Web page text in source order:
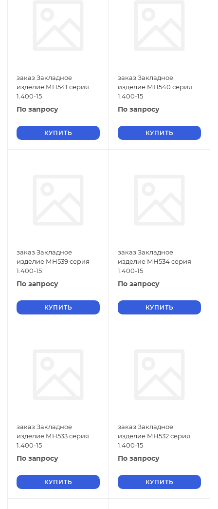
заказ Закладное
изделие МН541 серия
1.400-15
По запросу
КУПИТЬ
заказ Закладное
изделие МН540 серия
1.400-15
По запросу
КУПИТЬ
заказ Закладное
изделие МН539 серия
1.400-15
По запросу
КУПИТЬ
заказ Закладное
изделие МН534 серия
1.400-15
По запросу
КУПИТЬ
заказ Закладное
изделие МН533 серия
1.400-15
По запросу
КУПИТЬ
заказ Закладное
изделие МН532 серия
1.400-15
По запросу
КУПИТЬ